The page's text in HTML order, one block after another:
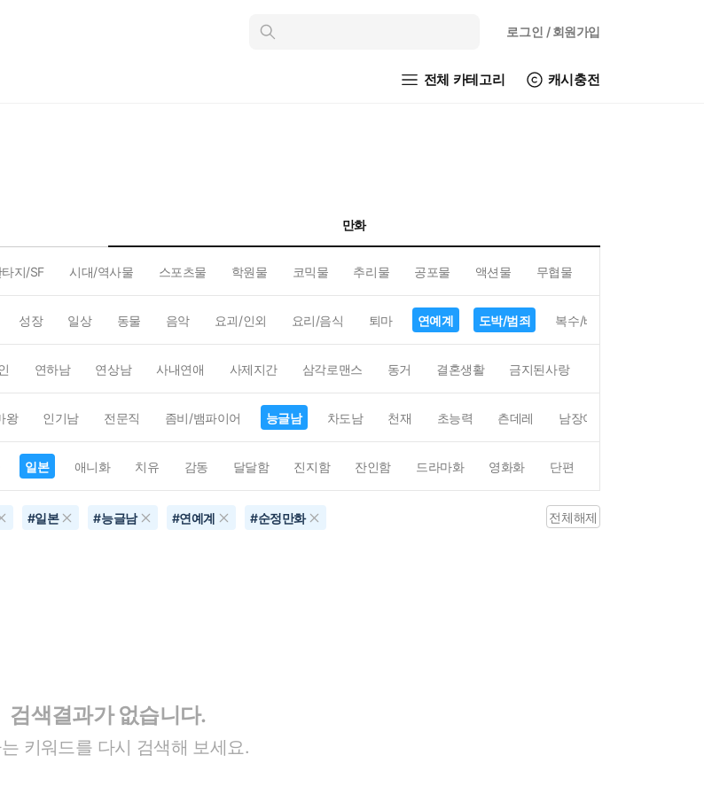
인
로그인 / 회원가입
전체 카테고리 캐시충전
만화
타지/SF 시대/역사물 스포츠물 학원물 코믹물 추리물 공포물 액션물 무협물
성장 일상 동물 음악 요괴/인외 요리/음식 퇴마 연예계 도박/범죄 복수/배신
연하남 연상남 사내연애 사제지간 삼각로맨스 동거 결혼생활 금지된사랑
왕 인기남 전문직 좀비/뱀파이어 능글남 차도남 천재 초능력 츤데레 남장여자
일본 애니화 치유 감동 달달함 진지함 잔인함 드라마화 영화화 단편
#일본 #능글남 #연예계 #순정만화 전체해제
검색결과가 없습니다.
키워드를 다시 검색해 보세요.